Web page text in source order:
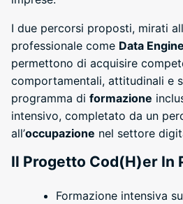
I due percorsi proposti, mirati
professionale come Data
permettono di acquisire
comportamentali, attitudinali e
programma di formazione
intensivo, completato da un
all’occupazione nel settore
Il Progetto Cod(H)er In
Formazione intensiva su